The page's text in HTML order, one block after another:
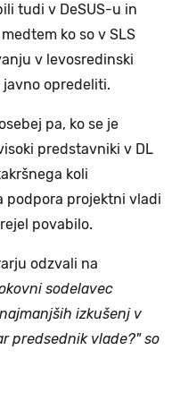
tudi v DeSUS-u in
ko so v SLS
v levosredinski
javno opredeliti.
pa, ko se je
predstavniki v DL
koli
podpora projektni vladi
povabilo.
odzvali na
sodelavec
izkušenj v
predsednik vlade?" so